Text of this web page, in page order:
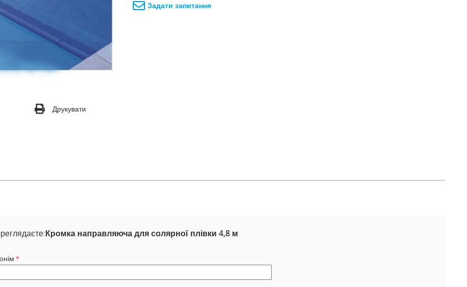
Друкувати
Задати запитання
Кромка направляюча для солярної плівки 4,8 м